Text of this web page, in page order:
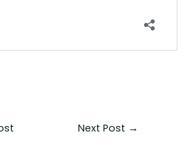
Next Post →